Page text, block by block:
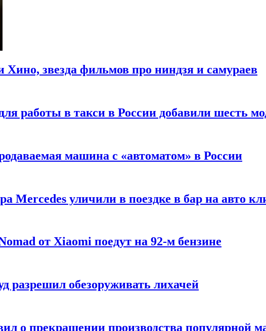
Хино, звезда фильмов про ниндзя и самураев
работы в такси в России добавили шесть
машина с «автоматом» в России
Mercedes уличили в поездке в бар на авто
от Xiaomi поедут на 92-м бензине
разрешил обезоруживать лихачей
о прекращении производства популярной